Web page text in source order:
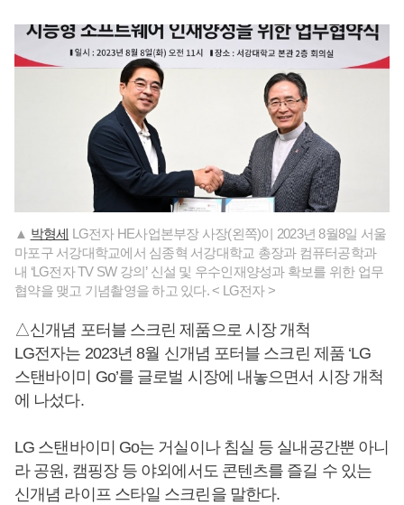
▲ 박형세 LG전자 HE사업본부장 사장(왼쪽)이 2023년 8월8일 서울
마포구 서강대학교에서 심종혁 서강대학교 총장과 컴퓨터공학과
내 ‘LG전자 TV SW 강의’ 신설 및 우수인재양성과 확보를 위한 업무
협약을 맺고 기념촬영을 하고 있다. < LG전자 >
△신개념 포터블 스크린 제품으로 시장 개척
LG전자는 2023년 8월 신개념 포터블 스크린 제품 ‘LG
스탠바이미 Go’를 글로벌 시장에 내놓으면서 시장 개척
에 나섰다.
LG 스탠바이미 Go는 거실이나 침실 등 실내공간뿐 아니
라 공원, 캠핑장 등 야외에서도 콘텐츠를 즐길 수 있는
신개념 라이프 스타일 스크린을 말한다.